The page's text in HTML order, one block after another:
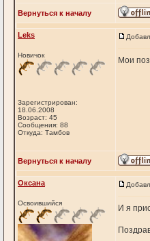
Вернуться к началу
Leks
Новичок
Зарегистрирован:
18.06.2008
Возраст: 45
Сообщения: 88
Откуда: Тамбов
Мои
Вернуться к началу
Оксана
Освоившийся
И я